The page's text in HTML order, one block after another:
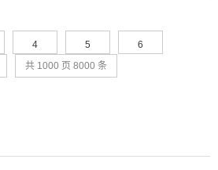
4 5 6
共 1000 页 8000 条